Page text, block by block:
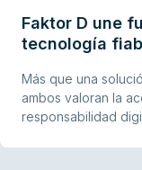
Faktor D une
tecnología
Más que una
ambos valoran la
responsabilidad